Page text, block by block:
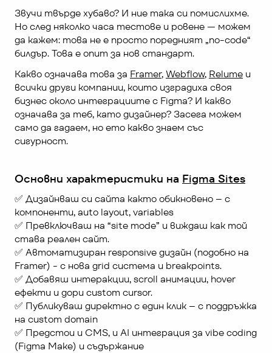
Звучи твърде хубаво? И ние така си помислихме.
Но след няколко часа тестове и ровене — можем
да кажем: това не е просто поредният „no-code“
билдър. Това е опит за нов стандарт.
Какво означава това за Framer, Webflow, Relume и
всички други компании, които изградиха своя
бизнес около интеграциите с Figma? И какво
означава за теб, като дизайнер? Засега можем
само да гадаем, но ето какво знаем със
сигурност.
Основни характеристики на Figma Sites
✅ Дизайнваш си сайта както обикновено – с
компоненти, auto layout, variables
✅ Превключваш на “site mode” и виждаш как той
става реален сайт.
✅ Автоматизиран responsive дизайн (подобно на
Framer) - с нова grid система и breakpoints.
✅ Добавяш интеракции, scroll анимации, hover
ефекти и дори custom cursor.
✅ Публикуваш директно с един клик – с поддръжка
на custom domain
✅ Предстои и CMS, и AI интеграция за vibe coding
(Figma Make) и съдържание